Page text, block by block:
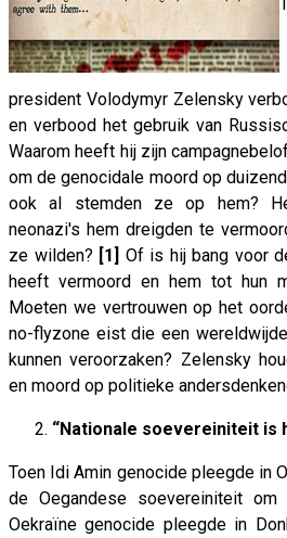
president Volodymyr Zelensky
en verbood het gebruik van
Waarom heeft hij zijn
om de genocidale moord op
ook al stemden ze op hem?
neonazi's hem dreigden te
ze wilden? [1] Of is hij bang voor
heeft vermoord en hem tot hun
Moeten we vertrouwen op het
no-flyzone eist die een
kunnen veroorzaken? Zelensky
en moord op politieke
“Nationale soevereiniteit is
Toen Idi Amin genocide pleegde in
de Oegandese soevereiniteit
Oekraïne genocide pleegde in